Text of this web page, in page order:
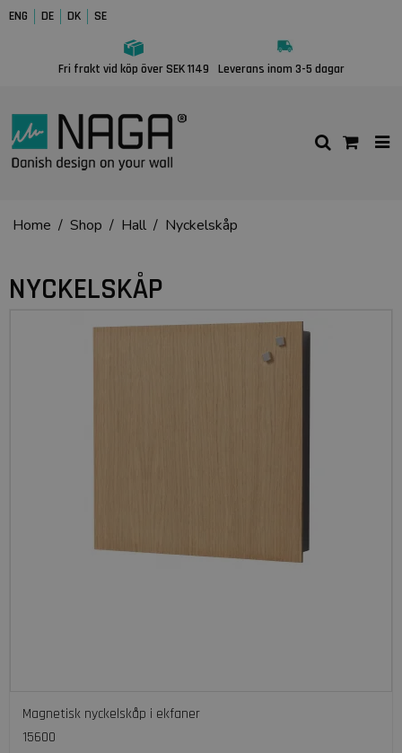
ENG DE DK SE
Fri frakt vid köp över SEK 1149 Leverans inom 3-5 dagar
Home / Shop / Hall / Nyckelskåp
NYCKELSKÅP
Magnetisk nyckelskåp i ekfaner
15600